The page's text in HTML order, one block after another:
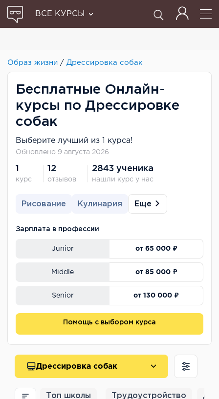
ВСЕ КУРСЫ
Образ жизни / Дрессировка собак
Бесплатные Онлайн-
курсы по Дрессировке
собак
Выберите лучший из 1 курса!
Обновлено 9 августа 2026
1
курс
12
отзывов
2843 ученика
нашли курс у нас
Рисование Кулинария Еще
Зарплата в профессии
Junior от 65 000 ₽
Middle от 85 000 ₽
Senior от 130 000 ₽
Помощь с выбором курса
Дрессировка собак
Топ школы Трудоустройство